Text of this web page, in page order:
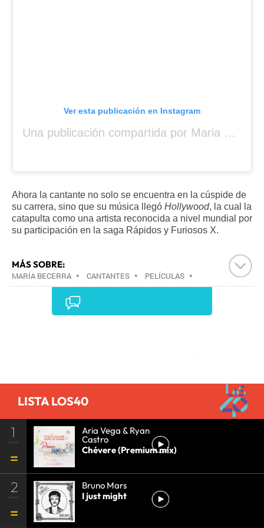
Ver esta publicación en Instagram
Una publicación compartida por Maria Becerra (@mariabecerra)
Ahora la cantante no solo se encuentra en la cúspide de
su carrera, sino que su música llegó Hollywood, la cual la
catapulta como una artista reconocida a nivel mundial por
su participación en la saga Rápidos y Furiosos X.
MÁS SOBRE:
MARÍA BECERRA • CANTANTES • PELÍCULAS •
MÚSICA•GENTE•SOCIEDAD•
LISTA LOS40
1 Aria Vega & Ryan
Castro
Chévere (Premium mix)
2
Bruno Mars
I just might